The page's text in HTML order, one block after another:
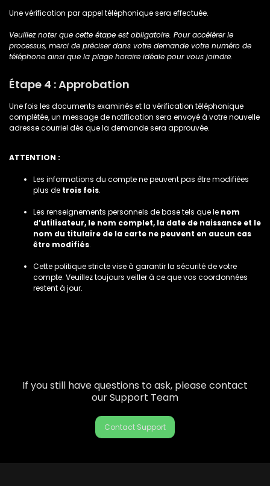
Une vérification par appel téléphonique sera effectuée.
Veuillez noter que cette étape est obligatoire. Pour accélérer le
processus, merci de préciser dans votre demande votre numéro de
téléphone ainsi que la plage horaire idéale pour vous joindre.
Étape 4 : Approbation
Une fois les documents examinés et la vérification téléphonique
complétée, un message de notification sera envoyé à votre nouvelle
adresse courriel dès que la demande sera approuvée.
ATTENTION :
Les informations du compte ne peuvent pas être modifiées
plus de trois fois.
Les renseignements personnels de base tels que le nom
d’utilisateur, le nom complet, la date de naissance et le
nom du titulaire de la carte ne peuvent en aucun cas
être modifiés.
Cette politique stricte vise à garantir la sécurité de votre
compte. Veuillez toujours veiller à ce que vos coordonnées
restent à jour.
If you still have questions to ask, please contact
our Support Team
Contact Support